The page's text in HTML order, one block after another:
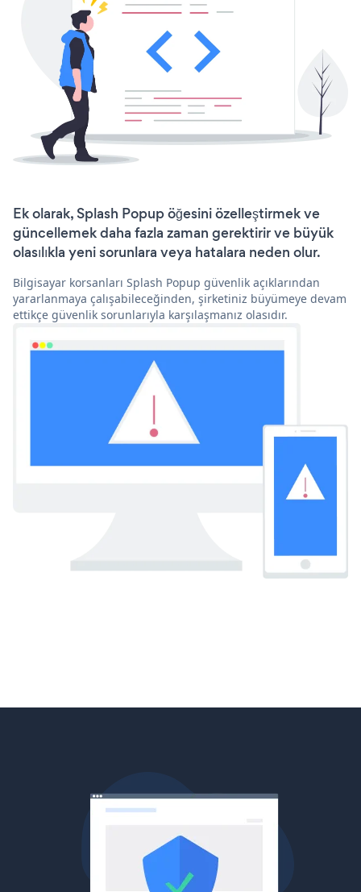
Ek olarak, Splash Popup öğesini özelleştirmek ve
güncellemek daha fazla zaman gerektirir ve büyük
olasılıkla yeni sorunlara veya hatalara neden olur.
Bilgisayar korsanları Splash Popup güvenlik açıklarından
yararlanmaya çalışabileceğinden, şirketiniz büyümeye devam
ettikçe güvenlik sorunlarıyla karşılaşmanız olasıdır.